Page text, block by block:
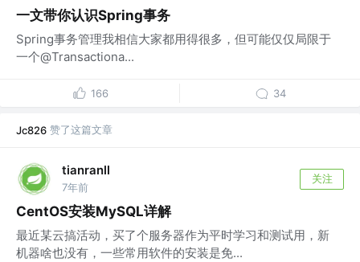
一文带你认识Spring事务
Spring事务管理我相信大家都用得很多，但可能仅仅局限于
一个@Transactiona...
166 34
Jc826 赞了这篇文章
tianranll
7年前
关注
CentOS安装MySQL详解
最近某云搞活动，买了个服务器作为平时学习和测试用，新
机器啥也没有，一些常用软件的安装是免...